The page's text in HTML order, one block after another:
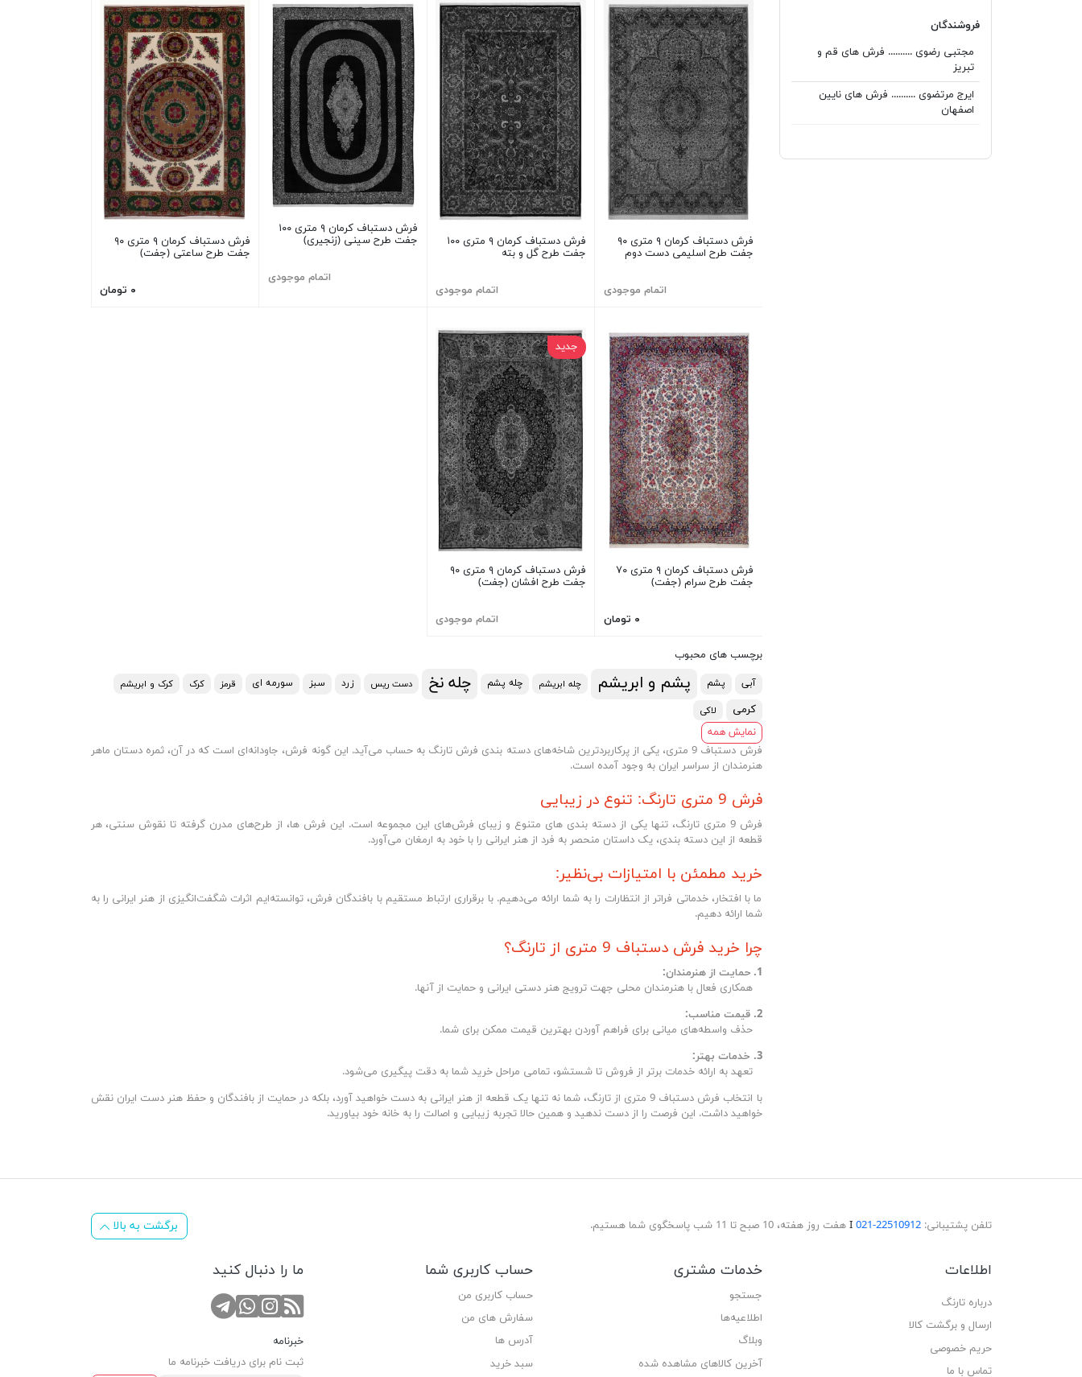
فروشندگان
مجتبی رضوی .......... فرش های قم و
تبریز
ایرج مرتضوی .......... فرش های نایین
اصفهان
فرش دستباف کرمان ۹ متری ۹۰
جفت طرح اسلیمی دست دوم
اتمام موجودی
فرش دستباف کرمان ۹ متری ۱۰۰
جفت طرح گل و بته
اتمام موجودی
فرش دستباف کرمان ۹ متری ۱۰۰
جفت طرح سینی (زنجیری)
اتمام موجودی
فرش دستباف کرمان ۹ متری ۹۰
جفت طرح ساعتی (جفت)
۰ تومان
فرش دستباف کرمان ۹ متری ۷۰
جفت طرح سرام (جفت)
۰ تومان
جدید
فرش دستباف کرمان ۹ متری ۹۰
جفت طرح افشان (جفت)
اتمام موجودی
برچسب های محبوب
آبی پشم پشم و ابریشم چله ابریشم چله پشم چله نخ دست ریس زرد سبز سورمه ای قرمز کرک کرک و ابریشم
کرمی لاکی
نمایش همه
فرش دستباف 9 متری، یکی از پرکاربردترین شاخه‌های دسته بندی فرش تارنگ به حساب می‌آید. این گونه فرش، جاودانه‌ای است که در آن، ثمره دستان ماهر
هنرمندان از سراسر ایران به وجود آمده است.
فرش 9 متری تارنگ: تنوع در زیبایی
فرش 9 متری تارنگ، تنها یکی از دسته بندی های متنوع و زیبای فرش‌های این مجموعه است. این فرش ها، از طرح‌های مدرن گرفته تا نقوش سنتی، هر
قطعه از این دسته بندی، یک داستان منحصر به فرد از هنر ایرانی را با خود به ارمغان می‌آورد.
خرید مطمئن با امتیازات بی‌نظیر:
ما با افتخار، خدماتی فراتر از انتظارات را به شما ارائه می‌دهیم. با برقراری ارتباط مستقیم با بافندگان فرش، توانسته‌ایم اثرات شگفت‌انگیزی از هنر ایرانی را به
شما ارائه دهیم.
چرا خرید فرش دستباف 9 متری از تارنگ؟
1. حمایت از هنرمندان:
همکاری فعال با هنرمندان محلی جهت ترویج هنر دستی ایرانی و حمایت از آنها.
2. قیمت مناسب:
حذف واسطه‌های میانی برای فراهم آوردن بهترین قیمت ممکن برای شما.
3. خدمات بهتر:
تعهد به ارائه خدمات برتر از فروش تا شستشو، تمامی مراحل خرید شما به دقت پیگیری می‌شود.
با انتخاب فرش دستباف 9 متری از تارنگ، شما نه تنها یک قطعه از هنر ایرانی به دست خواهید آورد، بلکه در حمایت از بافندگان و حفظ هنر دست ایران نقش
خواهید داشت. این فرصت را از دست ندهید و همین حالا تجربه زیبایی و اصالت را به خانه خود بیاورید.
تلفن پشتیبانی:22510912-021
Ι هفت روز هفته، 10 صبح تا 11 شب پاسخگوی شما هستیم. برگشت به بالا
اطلاعات
درباره تارنگ
ارسال و برگشت کالا
حریم خصوصی
تماس با ما
خدمات مشتری
جستجو
اطلاعیه‌ها
وبلاگ
آخرین کالاهای مشاهده شده
حساب کاربری شما
حساب کاربری من
سفارش های من‎
آدرس ها
سبد خرید
ما را دنبال کنید
RSSصفحه اینستاگرام
تماس با واتس اپ
کانال تلگرام
خبرنامه
ثبت نام برای دریافت خبرنامه ما